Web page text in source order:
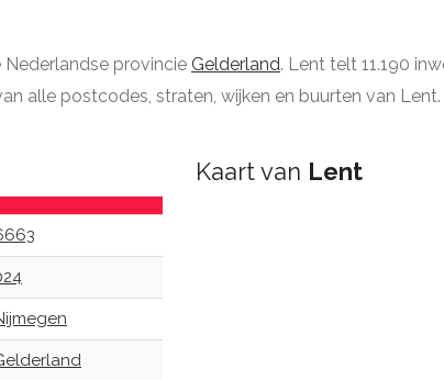
Nederlandse provincie Gelderland. Lent telt 11.190
alle postcodes, straten, wijken en buurten van Lent.
Kaart van Lent